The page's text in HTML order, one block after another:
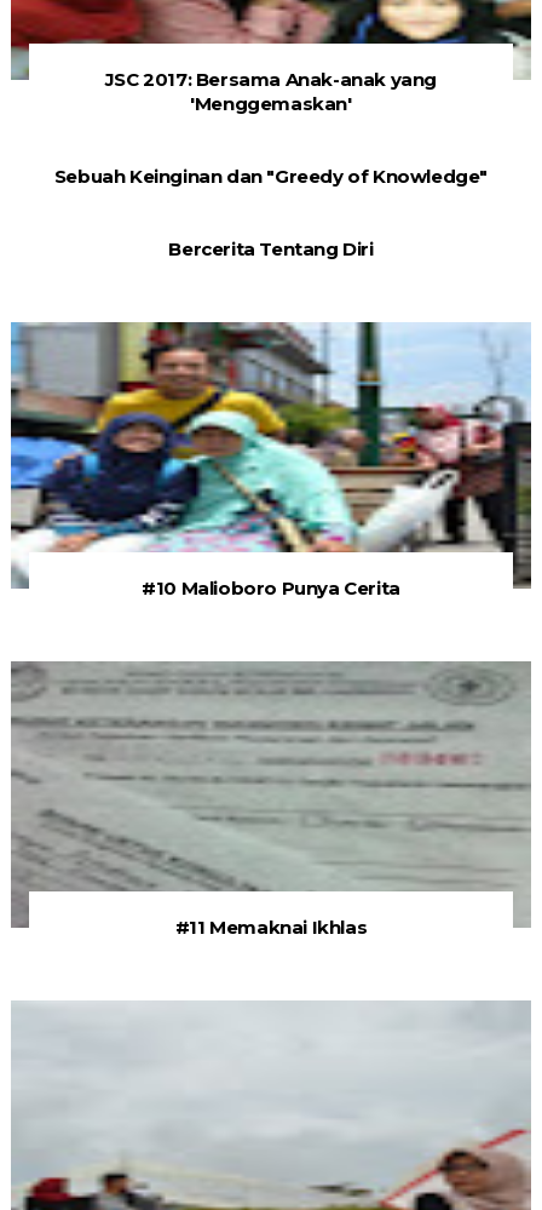
JSC 2017: Bersama Anak-anak yang
'Menggemaskan'
Sebuah Keinginan dan "Greedy of Knowledge"
Bercerita Tentang Diri
#10 Malioboro Punya Cerita
#11 Memaknai Ikhlas